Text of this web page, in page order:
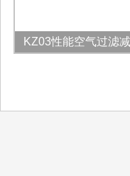
KZ03性能空气过滤